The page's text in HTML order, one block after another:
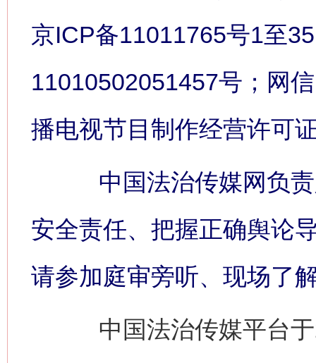
京ICP备11011765号1至
11010502051457号；网
播电视节目制作经营许可
中国法治传媒网负责
安全责任、把握正确舆论
请参加庭审旁听、现场了
中国法治传媒平台于